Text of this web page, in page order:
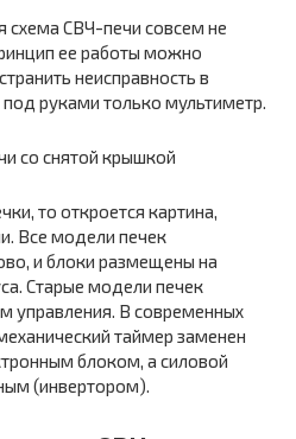
схема СВЧ-печи совсем не
ее работы можно
неисправность в
руками только мультиметр.
то откроется картина,
Все модели печек
и блоки размещены на
Старые модели печек
управления. В современных
таймер заменен
блоком, а силовой
(инвертором).